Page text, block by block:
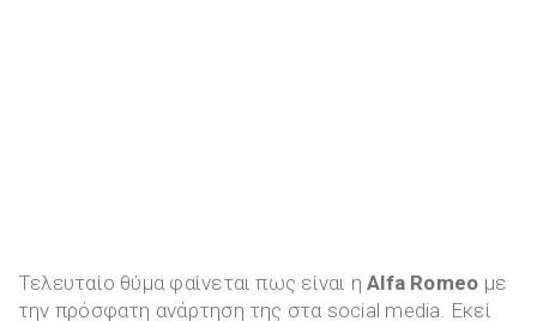
Τελευταίο θύμα φαίνεται πως είναι ηAlfa Romeo με
την πρόσφατη ανάρτηση της στα social media. Εκεί